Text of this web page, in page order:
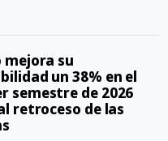
mejora su
un 38% en el
semestre de 2026
retroceso de las